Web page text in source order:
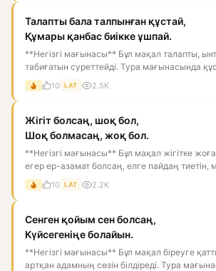
Талапты бала талпынған құстай,
Құмары қанбас биікке ұшпай.
**Негізгі мағынасы** Бұл мақал талапты,
табиғатын суреттейді. Тура мағынасында
биікке ұм...
10 LAT 2.5K
Жігіт болсаң, шоқ бол,
Шоқ болмасаң, жоқ бол.
**Негізгі мағынасы** Бұл мақал жігітке
егер ер-азамат болсаң, елге пайдаң тиетін,
10 LAT 2.2K
Сенген қойым сен болсаң,
Күйсегеніңе болайын.
**Негізгі мағынасы** Бұл мақал біреуге
артқан адамның сөзін білдіреді. Тура